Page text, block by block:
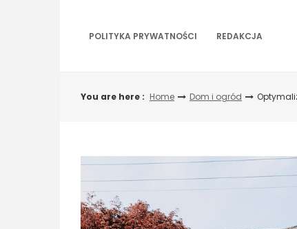
POLITYKA PRYWATNOŚCI REDAKCJA
You are here : Home Dom i ogród